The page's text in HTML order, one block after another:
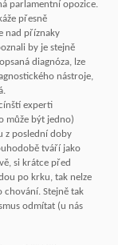
parlamentní opozice.
přesně
nad příznaky
by je stejně
diagnóza, lze
nástroje,
experti
může být jedno)
z poslední doby
tváří jako
si krátce před
po krku, tak nelze
chování. Stejně tak
odmítat (u nás